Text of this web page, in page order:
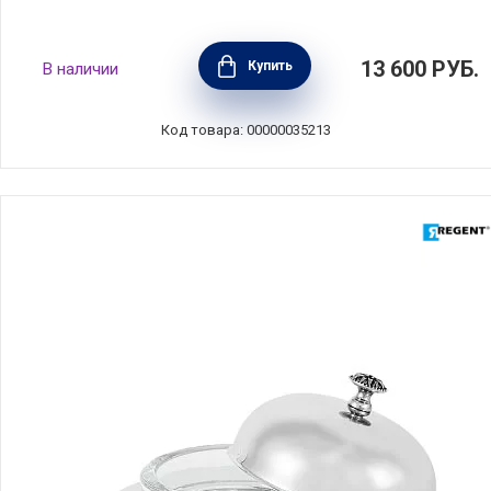
Масленка 16,5х11,5х7,5 см, керамика, цвет
трюфель, Emile Henry, Франция, 710225
В наличии Купить 13 600 РУБ.
Код товара: 00000035213